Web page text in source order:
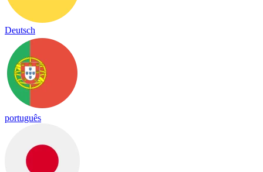
Deutsch
português